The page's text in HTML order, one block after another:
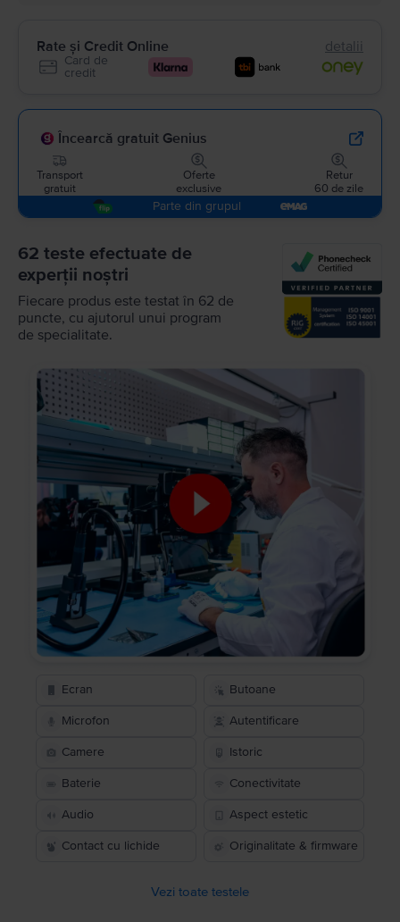
Rate și Credit Online detalii
Card de
credit
Încearcă gratuit Genius
Transport
gratuit
Oferte
exclusive
Retur
60 de zile
Parte din grupul
62 teste efectuate de
experții noștri
Fiecare produs este testat în 62 de
puncte, cu ajutorul unui program
de specialitate.
Ecran Butoane
Microfon Autentificare
Camere Istoric
Baterie Conectivitate
Audio Aspect estetic
Contact cu lichide Originalitate & firmware
Vezi toate testele